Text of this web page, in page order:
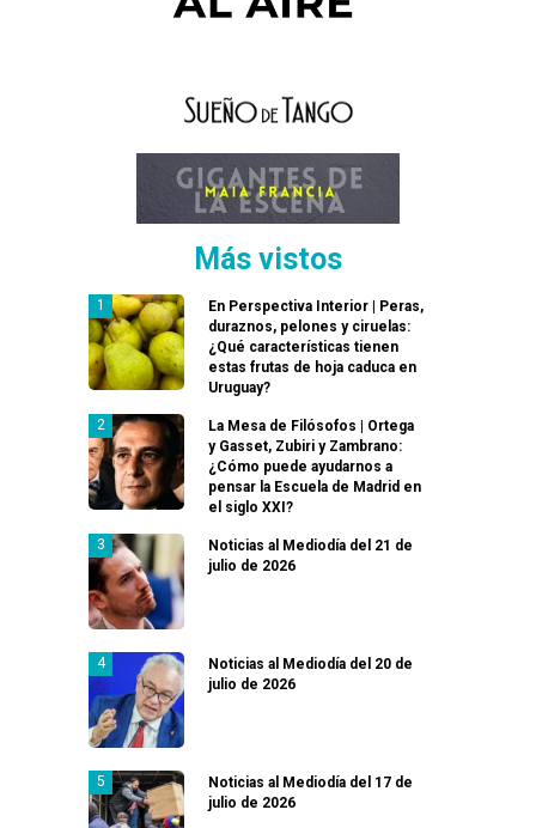
Más vistos
En Perspectiva Interior | Peras,
duraznos, pelones y ciruelas:
¿Qué características tienen
estas frutas de hoja caduca en
Uruguay?
La Mesa de Filósofos | Ortega
y Gasset, Zubiri y Zambrano:
¿Cómo puede ayudarnos a
pensar la Escuela de Madrid en
el siglo XXI?
Noticias al Mediodía del 21 de
julio de 2026
Noticias al Mediodía del 20 de
julio de 2026
Noticias al Mediodía del 17 de
julio de 2026